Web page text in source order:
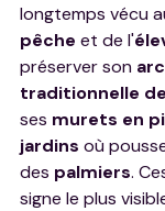
longtemps vécu
pêche et de l'
préserver son
traditionnelle
ses murets en
jardins où
des palmiers.
signe le plus